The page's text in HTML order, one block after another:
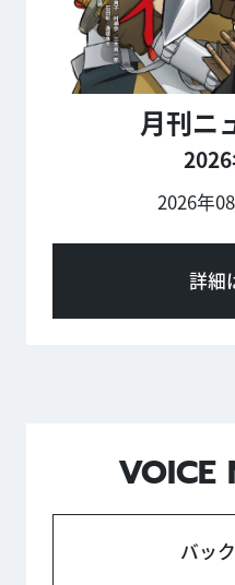
月刊ニ
2026年
詳細
バッ